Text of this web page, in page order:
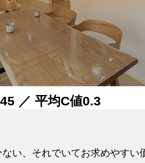
／ 平均C値0.3
い、 それでいてお求めやすい